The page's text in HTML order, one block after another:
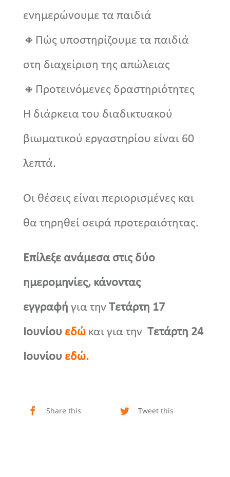
ενημερώνουμε τα παιδιά
🔸Πώς υποστηρίζουμε τα παιδιά
στη διαχείριση της απώλειας
🔸Προτεινόμενες δραστηριότητες
Η διάρκεια του διαδικτυακού
βιωματικού εργαστηρίου είναι 60
λεπτά.
Οι θέσεις είναι περιορισμένες και
θα τηρηθεί σειρά προτεραιότητας.
Επίλεξε ανάμεσα στις δύο
ημερομηνίες, κάνοντας
εγγραφή για την Τετάρτη 17
Ιουνίου εδώκαι για την Τετάρτη 24
Ιουνίου εδώ.
Share this Tweet this